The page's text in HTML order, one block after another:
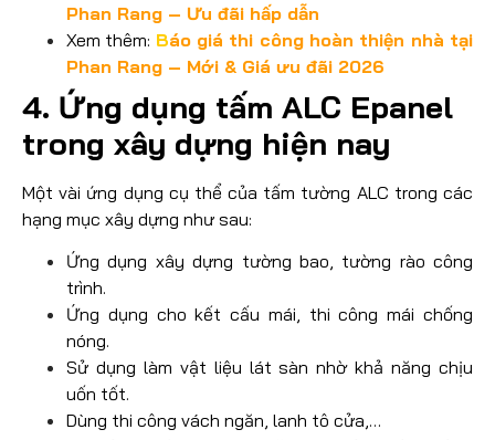
Phan Rang – Ưu đãi hấp dẫn
Xem thêm: Báo giá thi công hoàn thiện nhà tại
Phan Rang – Mới & Giá ưu đãi 2026
4. Ứng dụng tấm ALC Epanel
trong xây dựng hiện nay
Một vài ứng dụng cụ thể của tấm tường ALC trong các
hạng mục xây dựng như sau:
Ứng dụng xây dựng tường bao, tường rào công
trình.
Ứng dụng cho kết cấu mái, thi công mái chống
nóng.
Sử dụng làm vật liệu lát sàn nhờ khả năng chịu
uốn tốt.
Dùng thi công vách ngăn, lanh tô cửa,…